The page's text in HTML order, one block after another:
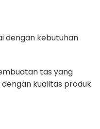
dengan kebutuhan
tas yang
kualitas produk